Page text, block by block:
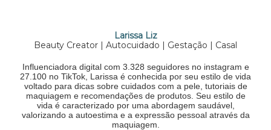
Larissa Liz
Beauty Creator | Autocuidado | Gestação | Casal
Influenciadora digital com 3.328 seguidores no instagram e
27.100 no TikTok, Larissa é conhecida por seu estilo de vida
voltado para dicas sobre cuidados com a pele, tutoriais de
maquiagem e recomendações de produtos. Seu estilo de
vida é caracterizado por uma abordagem saudável,
valorizando a autoestima e a expressão pessoal através da
maquiagem.